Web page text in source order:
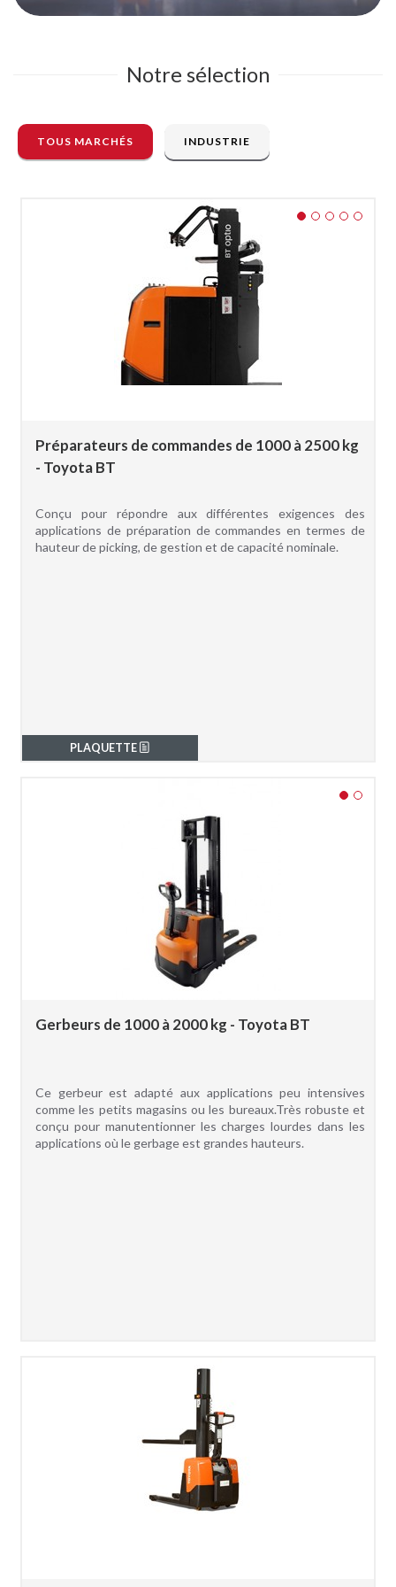
Notre sélection
TOUS MARCHÉS INDUSTRIE
Préparateurs de commandes de 1000 à 2500 kg
- Toyota BT
Conçu pour répondre aux différentes exigences des
applications de préparation de commandes en termes de
hauteur de picking, de gestion et de capacité nominale.
PLAQUETTE
Gerbeurs de 1000 à 2000 kg - Toyota BT
Ce gerbeur est adapté aux applications peu intensives
comme les petits magasins ou les bureaux.Très robuste et
conçu pour manutentionner les charges lourdes dans les
applications où le gerbage est grandes hauteurs.